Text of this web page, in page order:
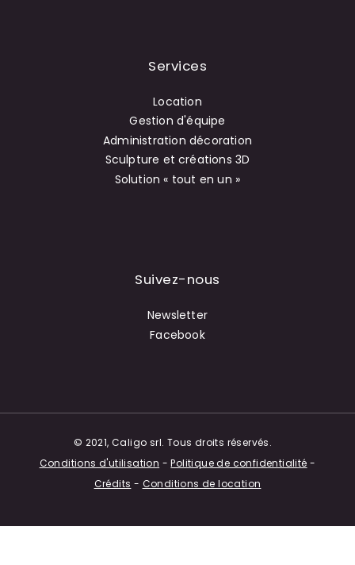
Services
Location
Gestion d'équipe
Administration décoration
Sculpture et créations 3D
Solution « tout en un »
Suivez-nous
Newsletter
Facebook
© 2021, Caligo srl. Tous droits réservés.
Conditions d'utilisation -Politique de confidentialité -
Crédits - Conditions de location